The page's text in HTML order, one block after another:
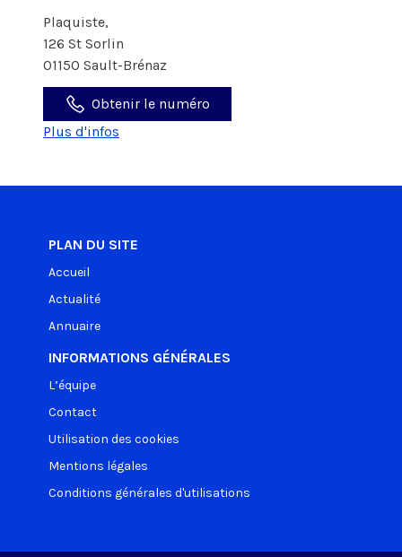
Plaquiste,
126 St Sorlin
01150 Sault-Brénaz
Obtenir le numéro
Plus d'infos
PLAN DU SITE
Accueil
Actualité
Annuaire
INFORMATIONS GÉNÉRALES
L’équipe
Contact
Utilisation des cookies
Mentions légales
Conditions générales d'utilisations